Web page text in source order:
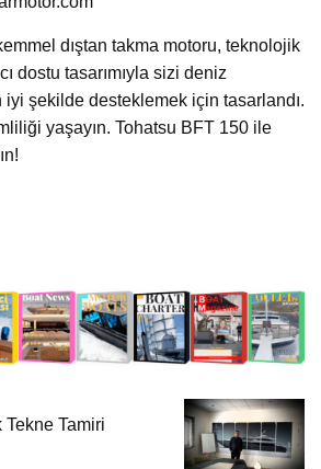
dıştan takma motoru, teknolojik
dostu tasarımıyla sizi deniz
iyi şekilde desteklemek için tasarlandı.
yaşayın. Tohatsu BFT 150 ile
Tamiri